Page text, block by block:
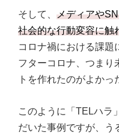
そして、 メディアや
社会的な行動変容に触
コロナ禍における課題
フターコロナ、つまり
トを作れたのがよかっ
このように「TELハラ
だいた事例ですが、う